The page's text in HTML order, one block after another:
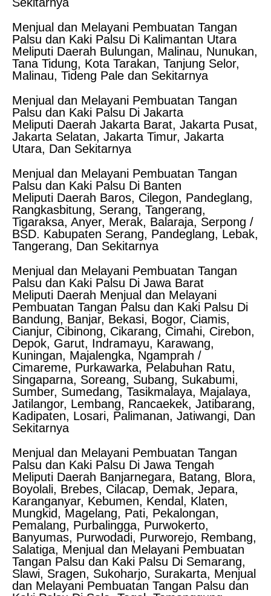
Sekitarnya
Menjual dan Melayani Pembuatan Tangan
Palsu dan Kaki Palsu Di Kalimantan Utara
Meliputi Daerah Bulungan, Malinau, Nunukan,
Tana Tidung, Kota Tarakan, Tanjung Selor,
Malinau, Tideng Pale dan Sekitarnya
Menjual dan Melayani Pembuatan Tangan
Palsu dan Kaki Palsu Di Jakarta
Meliputi Daerah Jakarta Barat, Jakarta Pusat,
Jakarta Selatan, Jakarta Timur, Jakarta
Utara, Dan Sekitarnya
Menjual dan Melayani Pembuatan Tangan
Palsu dan Kaki Palsu Di Banten
Meliputi Daerah Baros, Cilegon, Pandeglang,
Rangkasbitung, Serang, Tangerang,
Tigaraksa, Anyer, Merak, Balaraja, Serpong /
BSD. Kabupaten Serang, Pandeglang, Lebak,
Tangerang, Dan Sekitarnya
Menjual dan Melayani Pembuatan Tangan
Palsu dan Kaki Palsu Di Jawa Barat
Meliputi Daerah Menjual dan Melayani
Pembuatan Tangan Palsu dan Kaki Palsu Di
Bandung, Banjar, Bekasi, Bogor, Ciamis,
Cianjur, Cibinong, Cikarang, Cimahi, Cirebon,
Depok, Garut, Indramayu, Karawang,
Kuningan, Majalengka, Ngamprah /
Cimareme, Purkawarka, Pelabuhan Ratu,
Singaparna, Soreang, Subang, Sukabumi,
Sumber, Sumedang, Tasikmalaya, Majalaya,
Jatilangor, Lembang, Rancaekek, Jatibarang,
Kadipaten, Losari, Palimanan, Jatiwangi, Dan
Sekitarnya
Menjual dan Melayani Pembuatan Tangan
Palsu dan Kaki Palsu Di Jawa Tengah
Meliputi Daerah Banjarnegara, Batang, Blora,
Boyolali, Brebes, Cilacap, Demak, Jepara,
Karanganyar, Kebumen, Kendal, Klaten,
Mungkid, Magelang, Pati, Pekalongan,
Pemalang, Purbalingga, Purwokerto,
Banyumas, Purwodadi, Purworejo, Rembang,
Salatiga, Menjual dan Melayani Pembuatan
Tangan Palsu dan Kaki Palsu Di Semarang,
Slawi, Sragen, Sukoharjo, Surakarta, Menjual
dan Melayani Pembuatan Tangan Palsu dan